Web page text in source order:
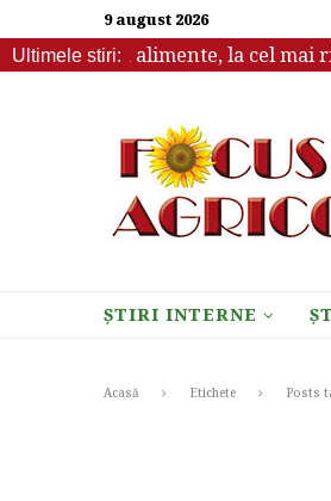
9 august 2026
Ultimele stiri:la alimente, la cel mai
ȘTIRI INTERNE
Acasă Etichete Posts